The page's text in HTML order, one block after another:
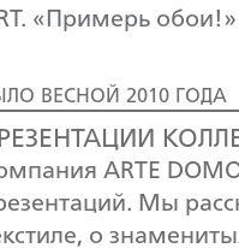
«Примерь обои!»
ВЕСНОЙ 2010 ГОДА
ARTE
Мы
о